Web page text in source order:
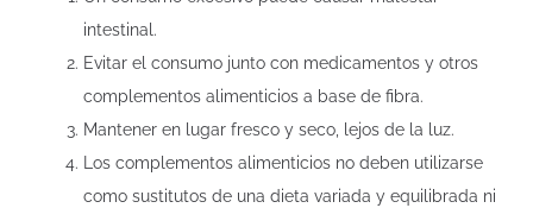
intestinal.
Evitar el consumo junto con medicamentos y otros
complementos alimenticios a base de fibra.
Mantener en lugar fresco y seco, lejos de la luz.
Los complementos alimenticios no deben utilizarse
como sustitutos de una dieta variada y equilibrada ni